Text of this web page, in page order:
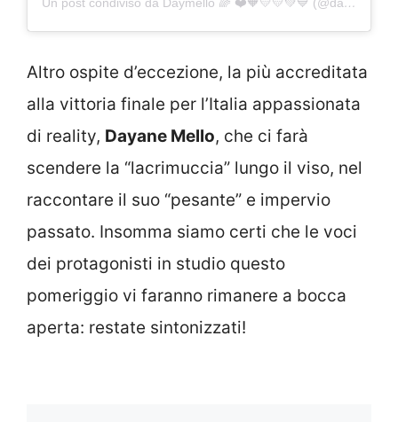
Altro ospite d’eccezione, la più accreditata
alla vittoria finale per l’Italia appassionata
di reality, Dayane Mello, che ci farà
scendere la “lacrimuccia” lungo il viso, nel
raccontare il suo “pesante” e impervio
passato. Insomma siamo certi che le voci
dei protagonisti in studio questo
pomeriggio vi faranno rimanere a bocca
aperta: restate sintonizzati!